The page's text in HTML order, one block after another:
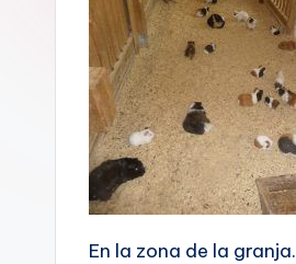
En la zona de la granja.